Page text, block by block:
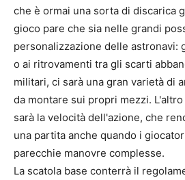
che è ormai una sorta di discarica
gioco pare che sia nelle grandi
personalizzazione delle astronavi:
o ai ritrovamenti tra gli scarti
militari, ci sarà una gran varietà di
da montare sui propri mezzi.
sarà la velocità dell'azione, che
una partita anche quando i
parecchie manovre complesse.
La scatola base conterrà il